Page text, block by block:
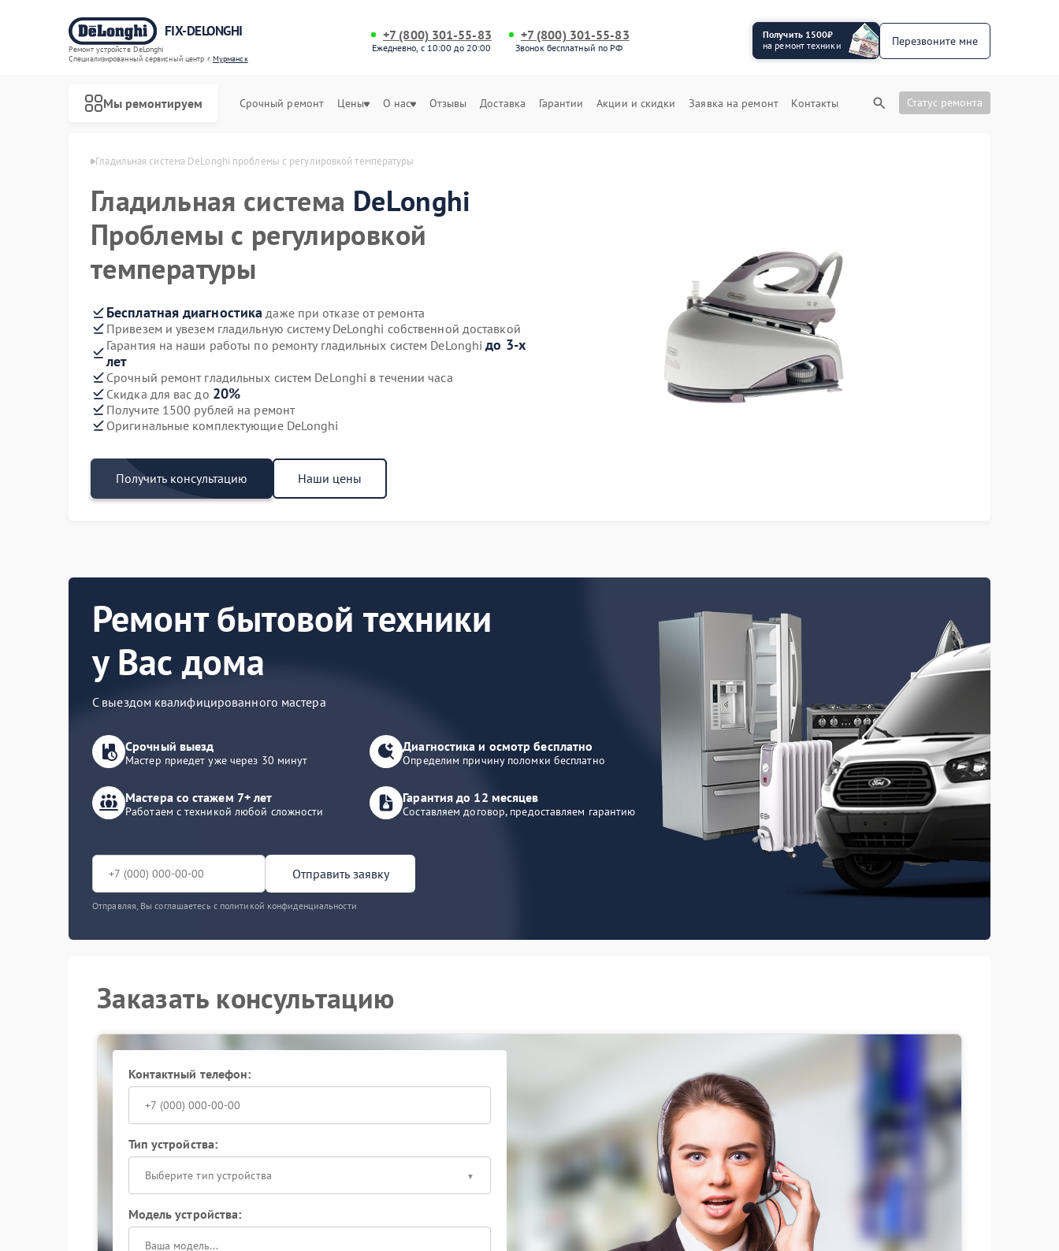
FIX-DELONGHI
Ремонт устройств DeLonghi
Специализированный cервисный центр г.Мурманск
+7 (800) 301-55-83
Ежедневно, с 10:00 до 20:00
+7 (800) 301-55-83
Звонок бесплатный по РФ
Получить 1500₽
на ремонт техники
Перезвоните мне
Мы ремонтируем Срочный ремонт Цены О нас Отзывы Доставка Гарантии Акции и скидки Заявка на ремонт Контакты Статус ремонта
в Мурманске Гладильная система DeLonghi проблемы с регулировкой температуры
Гладильная система DeLonghi
Проблемы с регулировкой
температуры
Бесплатная диагностика даже при отказе от ремонта
Привезем и увезем гладильную систему DeLonghi собственной доставкой
Гарантия на наши работы по ремонту гладильных систем DeLonghiдо 3-х
лет
Срочный ремонт гладильных систем DeLonghi в течении часа
Скидка для вас до 20%
Получите 1500 рублей на ремонт
Оригинальные комплектующие DeLonghi
Получить консультацию Наши цены
Ремонт бытовой техники
у Вас дома
С выездом квалифицированного мастера
Срочный выезд
Мастер приедет уже через 30 минут
Диагностика и осмотр бесплатно
Определим причину поломки бесплатно
Мастера со стажем 7+ лет
Работаем с техникой любой сложности
Гарантия до 12 месяцев
Составляем договор, предоставляем гарантию
Отправить заявку
Отправляя, Вы соглашаетесь с политикой конфиденциальности
Заказать консультацию
Контактный телефон:
Тип устройства:
Выберите тип устройства
Модель устройства: